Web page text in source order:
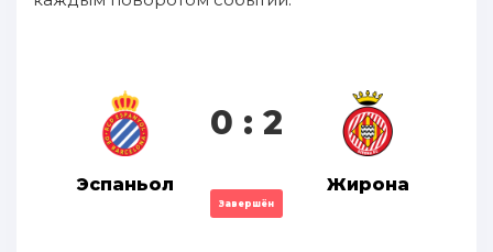
Эспаньол
0 : 2
Завершён
Жирона